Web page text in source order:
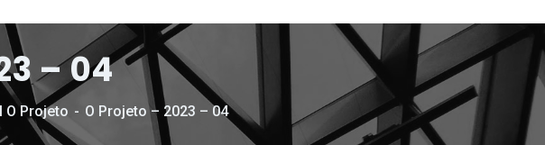
– 04
O Projeto O Projeto – 2023 – 04